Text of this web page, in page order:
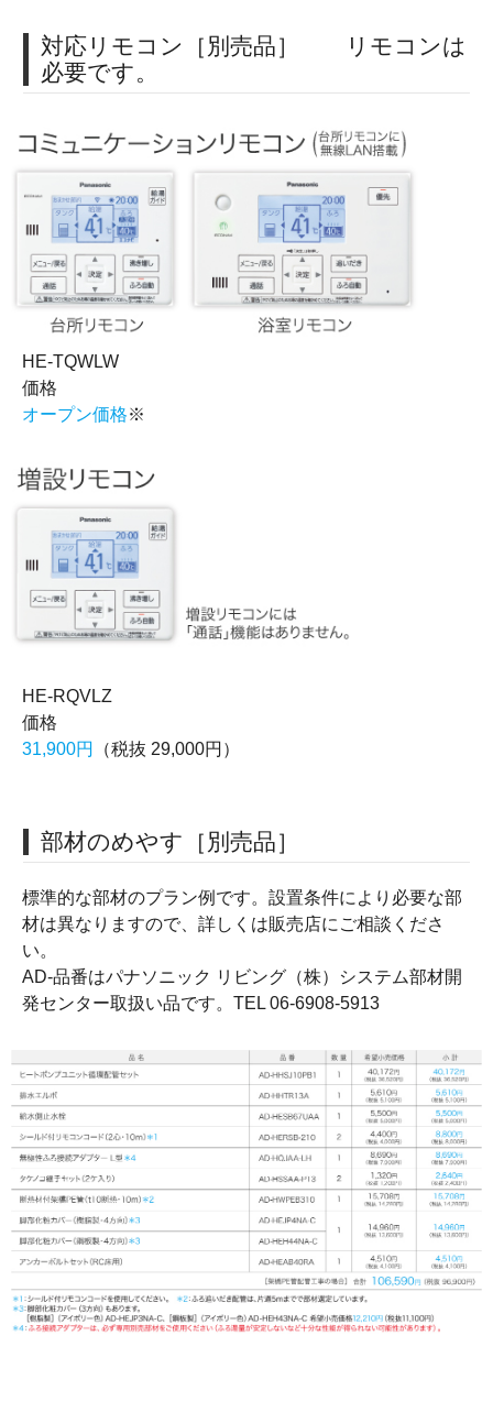
対応リモコン［別売品］ リモコンは
必要です。
HE-TQWLW
価格
オープン価格※
HE-RQVLZ
価格
31,900円
（税抜 29,000円）
部材のめやす［別売品］
標準的な部材のプラン例です。設置条件により必要な部
材は異なりますので、詳しくは販売店にご相談くださ
い。
AD-品番はパナソニック リビング（株）システム部材開
発センター取扱い品です。TEL 06-6908-5913